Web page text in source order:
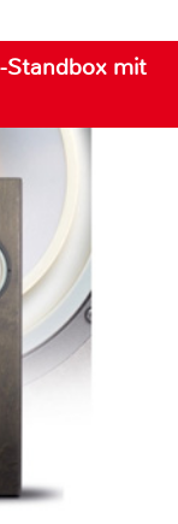
Standbox mit